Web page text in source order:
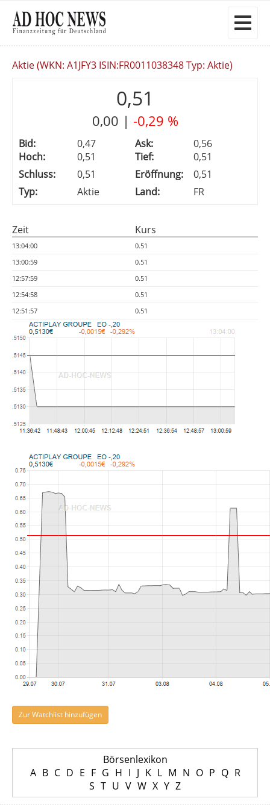
Aktie (WKN: A1JFY3 ISIN:FR0011038348 Typ: Aktie)
0,51
0,00 | -0,29 %
Bid: 0,47 Ask:
0,56
Hoch:
0,51 Tief:
0,51
Schluss:
0,51 Eröffnung:
0,51
Typ:
Aktie Land: FR
Zeit Kurs
13:04:00
0.51
13:00:59
0.51
12:57:59
0.51
12:54:58
0.51
12:51:57
0.51
Zur Watchlist hinzufügen
Börsenlexikon
A B C D E F G H I J K L M N O P Q R
S T U V W X Y Z